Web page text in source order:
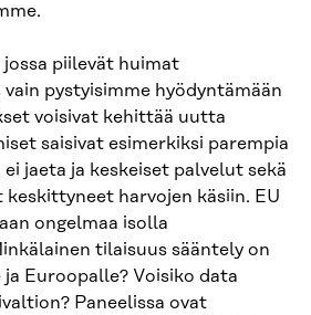
jossa piilevät huimat
pystyisimme hyödyntämään
voisivat kehittää uutta
saisivat esimerkiksi parempia
jaeta ja keskeiset palvelut sekä
harvojen käsiin. EU
ongelmaa isolla
tilaisuus sääntely on
Euroopalle? Voisiko data
Paneelissa ovat